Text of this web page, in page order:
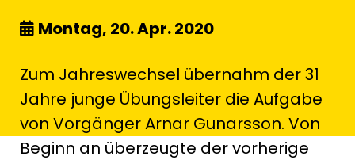
Montag, 20. Apr. 2020
Zum Jahreswechsel übernahm der 31
Jahre junge Übungsleiter die Aufgabe
von Vorgänger Arnar Gunarsson. Von
Beginn an überzeugte der vorherige